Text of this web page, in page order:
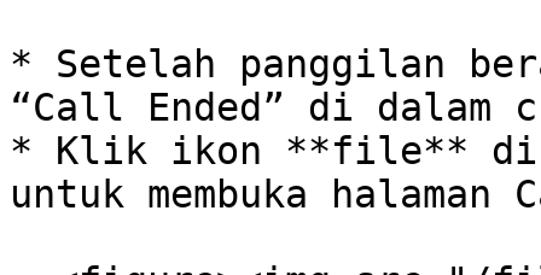
* Setelah panggilan
“Call Ended” di dalam
* Klik ikon **file** di
untuk membuka